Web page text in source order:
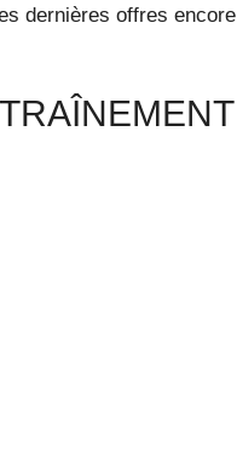
dernières offres encore